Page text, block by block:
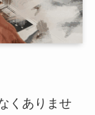
くありませ